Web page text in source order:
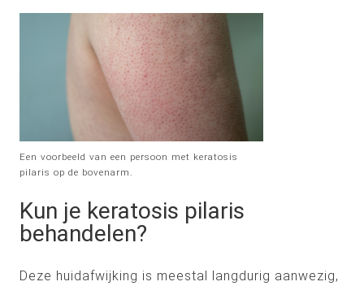
Een voorbeeld van een persoon met keratosis
pilaris op de bovenarm.
Kun je keratosis pilaris
behandelen?
Deze huidafwijking is meestal langdurig aanwezig,